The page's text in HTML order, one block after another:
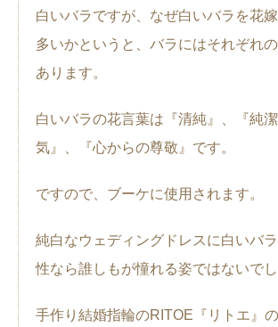
白いバラですが、なぜ白いバラを花
多いかというと、バラにはそれぞれ
あります。
白いバラの花言葉は『清純』、『純
気』、『心からの尊敬』です。
ですので、ブーケに使用されます。
純白なウェディングドレスに白いバ
性なら誰しもが憧れる姿ではないでし
手作り結婚指輪のRITOE『リトエ』